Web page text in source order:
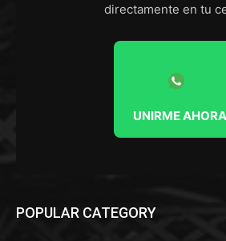
directamente en tu
UNIRME AHORA
POPULAR CATEGORY